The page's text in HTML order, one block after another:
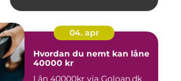
04. apr
Hvordan du nemt kan låne
40000 kr
Lån 40000kr via Goloan.dk